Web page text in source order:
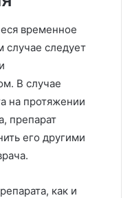
временное
случае следует
В случае
на протяжении
препарат
его другими
как и